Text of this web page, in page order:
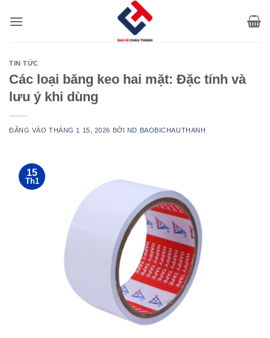
qua
TIN TỨC
Các loại băng keo hai mặt: Đặc tính và
lưu ý khi dùng
ĐĂNG VÀOTHÁNG 1 15, 2026 BỞI ND BAOBICHAUTHANH
15
Th1